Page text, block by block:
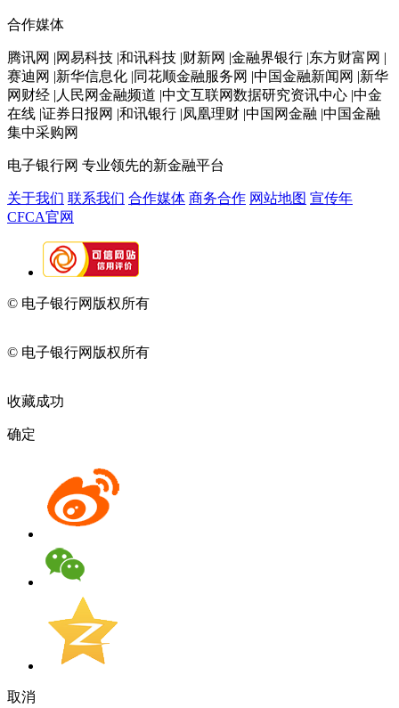
合作媒体
腾讯网 |网易科技 |和讯科技 |财新网 |金融界银行 |东方财富网 |
赛迪网 |新华信息化 |同花顺金融服务网 |中国金融新闻网 |新华
网财经 |人民网金融频道 |中文互联网数据研究资讯中心 |中金
在线 |证券日报网 |和讯银行 |凤凰理财 |中国网金融 |中国金融
集中采购网
电子银行网 专业领先的新金融平台
关于我们 联系我们 合作媒体 商务合作 网站地图 宣传年
CFCA官网
© 电子银行网版权所有
© 电子银行网版权所有
收藏成功
确定
取消